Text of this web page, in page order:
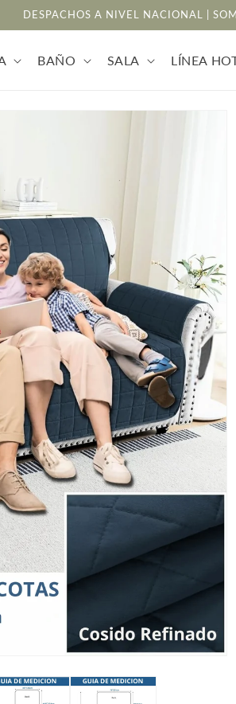
DESPACHOS A NIVEL NACIONAL |
BAÑO SALA LÍNEA